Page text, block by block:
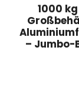
1000
– Jumbo-